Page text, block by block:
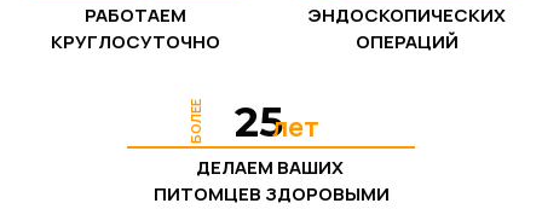
РАБОТАЕМ
КРУГЛОСУТОЧНО
ЭНДОСКОПИЧЕСКИХ
ОПЕРАЦИЙ
БОЛЕЕ лет
25
ДЕЛАЕМ ВАШИХ
ПИТОМЦЕВ ЗДОРОВЫМИ